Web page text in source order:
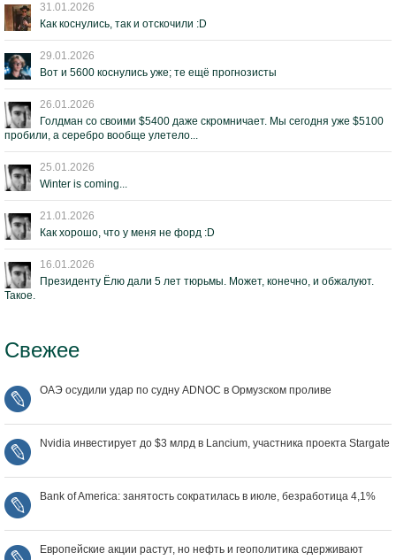
31.01.2026
Как коснулись, так и отскочили :D
29.01.2026
Вот и 5600 коснулись уже; те ещё прогнозисты
26.01.2026
Голдман со своими $5400 даже скромничает. Мы сегодня уже $5100
пробили, а серебро вообще улетело...
25.01.2026
Winter is coming...
21.01.2026
Как хорошо, что у меня не форд :D
16.01.2026
Президенту Ёлю дали 5 лет тюрьмы. Может, конечно, и обжалуют.
Такое.
Свежее
ОАЭ осудили удар по судну ADNOC в Ормузском проливе
Nvidia инвестирует до $3 млрд в Lancium, участника проекта Stargate
Bank of America: занятость сократилась в июле, безработица 4,1%
Европейские акции растут, но нефть и геополитика сдерживают